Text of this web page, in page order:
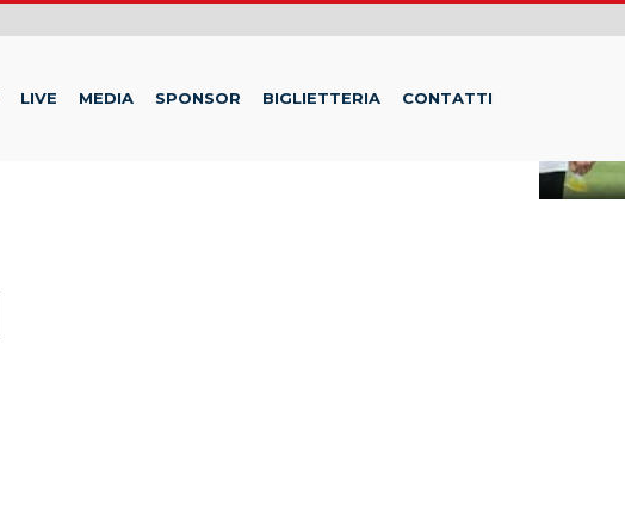
LIVE MEDIA SPONSOR BIGLIETTERIA CONTATTI